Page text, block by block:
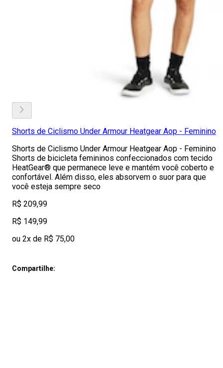
Shorts de Ciclismo Under Armour Heatgear Aop - Feminino
Shorts de Ciclismo Under Armour Heatgear Aop - Feminino
Shorts de bicicleta femininos confeccionados com tecido
HeatGear® que permanece leve e mantém você coberto e
confortável. Além disso, eles absorvem o suor para que
você esteja sempre seco
R$ 209,99
R$ 149,99
ou 2x de R$ 75,00
Compartilhe: